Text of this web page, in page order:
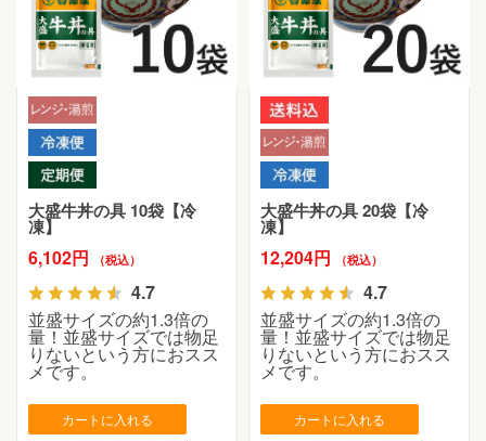
大盛牛丼の具 10袋【冷
凍】
6,102円 （税込）
4.7
並盛サイズの約1.3倍の
量！並盛サイズでは物足
りないという方におスス
メです。
カートに入れる
大盛牛丼の具 20袋【冷
凍】
12,204円 （税込）
4.7
並盛サイズの約1.3倍の
量！並盛サイズでは物足
りないという方におスス
メです。
カートに入れる